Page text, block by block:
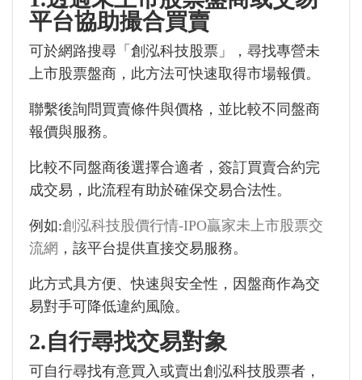
平台協助撮合買賣
可於網路搜尋「創泓科技股票」，尋找專營未
上市股票盤商，此方法可快速取得市場報價。
聯繫後詢問買賣條件與價格，並比較不同盤商
報價與服務。
比較不同盤商後選擇合適者，簽訂買賣合約完
成交易，此流程有助於確保交易合法性。
例如:創泓科技股價行情-IPO贏家未上市股票交
流網 ，該平台提供直接交易服務。
此方式具方便、快速與安全性，因盤商作為交
易對手可降低違約風險。
2.自行尋找交易對象
可自行尋找有意買入或賣出創泓科技股票者，